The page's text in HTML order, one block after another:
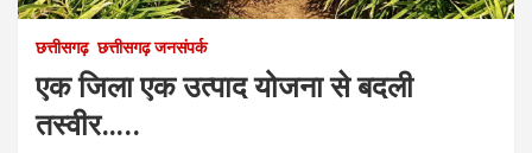
छत्तीसगढ़ छत्तीसगढ़ जनसंपर्क
एक जिला एक उत्पाद योजना से बदली
तस्वीर…..